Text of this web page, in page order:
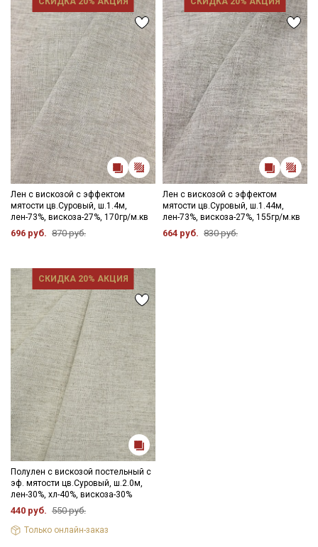
по диагонали, чтобы нити распрямились и диагональный
перекос исправился. Просим учитывать это при заказе.
Лен с вискозой с эффектом
мятости цв.Суровый, ш.1.4м,
лен-73%, вискоза-27%, 170гр/м.кв
696 руб. 870 руб.
Лен с вискозой с эффектом
мятости цв.Суровый, ш.1.44м,
лен-73%, вискоза-27%, 155гр/м.кв
664 руб. 830 руб.
СКИДКА 20% АКЦИЯ
Полулен с вискозой постельный с
эф. мятости цв.Суровый, ш.2.0м,
лен-30%, хл-40%, вискоза-30%
440 руб. 550 руб.
Только онлайн-заказ